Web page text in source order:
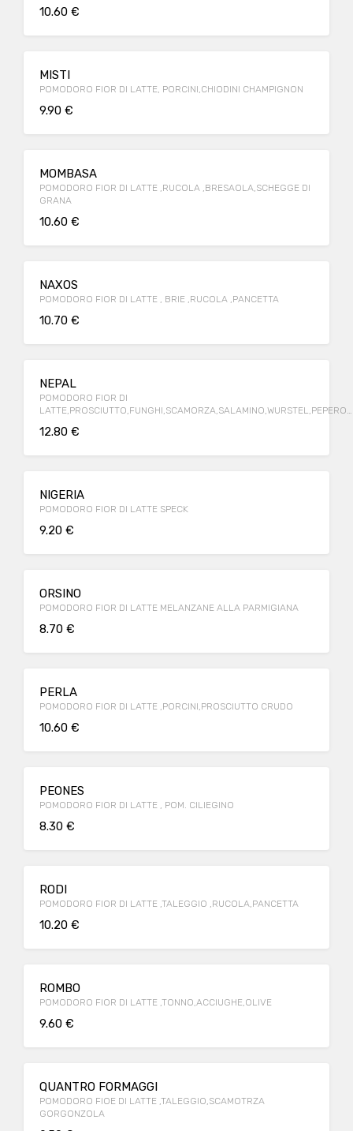
10.60 €
MISTI
POMODORO FIOR DI LATTE, PORCINI,CHIODINI CHAMPIGNON
9.90 €
MOMBASA
POMODORO FIOR DI LATTE ,RUCOLA ,BRESAOLA,SCHEGGE DI
GRANA
10.60 €
NAXOS
POMODORO FIOR DI LATTE , BRIE ,RUCOLA ,PANCETTA
10.70 €
NEPAL
POMODORO FIOR DI
12.80 €
NIGERIA
POMODORO FIOR DI LATTE SPECK
9.20 €
ORSINO
POMODORO FIOR DI LATTE MELANZANE ALLA PARMIGIANA
8.70 €
PERLA
POMODORO FIOR DI LATTE ,PORCINI,PROSCIUTTO CRUDO
10.60 €
PEONES
POMODORO FIOR DI LATTE , POM. CILIEGINO
8.30 €
RODI
POMODORO FIOR DI LATTE ,TALEGGIO ,RUCOLA,PANCETTA
10.20 €
ROMBO
POMODORO FIOR DI LATTE ,TONNO,ACCIUGHE,OLIVE
9.60 €
QUANTRO FORMAGGI
POMODORO FIOE DI LATTE ,TALEGGIO,SCAMOTRZA
GORGONZOLA